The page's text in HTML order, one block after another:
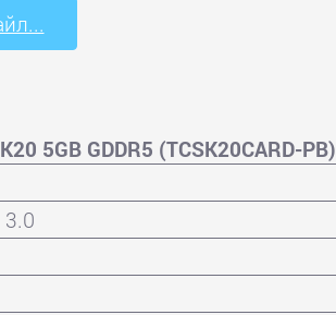
5GB GDDR5 (TCSK20CARD-PB)
3.0